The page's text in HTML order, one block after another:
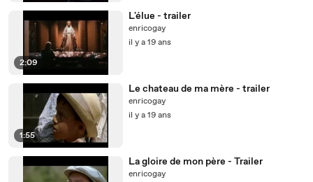
2:09
L'élue - trailer
enricogay
il y a 19 ans
1:55
Le chateau de ma mère - trailer
enricogay
il y a 19 ans
La gloire de mon père - Trailer
enricogay